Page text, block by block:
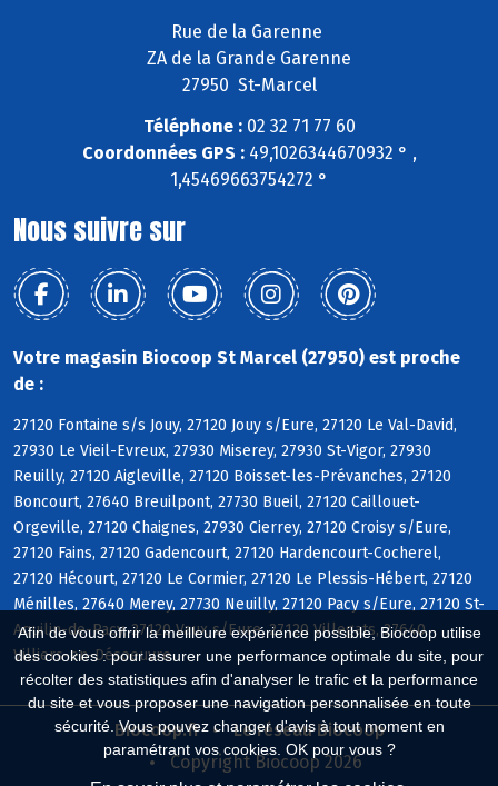
Afin de vous offrir la meilleure expérience possible, Biocoop utilise
des cookies : pour assurer une performance optimale du site, pour
récolter des statistiques afin d'analyser le trafic et la performance
du site et vous proposer une navigation personnalisée en toute
sécurité. Vous pouvez changer d'avis à tout moment en
paramétrant vos cookies. OK pour vous ?
Rue de la Garenne
ZA de la Grande Garenne
27950 St-Marcel
Téléphone :02 32 71 77 60
Coordonnées GPS :49,1026344670932 ° ,
1,45469663754272 °
Nous suivre sur
Votre magasin Biocoop St Marcel (27950) est proche
de :
27120 Fontaine s/s Jouy, 27120 Jouy s/Eure, 27120 Le Val-David,
27930 Le Vieil-Evreux, 27930 Miserey, 27930 St-Vigor, 27930
Reuilly, 27120 Aigleville, 27120 Boisset-les-Prévanches, 27120
Boncourt, 27640 Breuilpont, 27730 Bueil, 27120 Caillouet-
Orgeville, 27120 Chaignes, 27930 Cierrey, 27120 Croisy s/Eure,
27120 Fains, 27120 Gadencourt, 27120 Hardencourt-Cocherel,
27120 Hécourt, 27120 Le Cormier, 27120 Le Plessis-Hébert, 27120
Ménilles, 27640 Merey, 27730 Neuilly, 27120 Pacy s/Eure, 27120 St-
Aquilin-de-Pacy, 27120 Vaux s/Eure, 27120 Villegats, 27640
Villiers-en-Désoeuvre
Biocoop.fr
Le réseau Biocoop
Copyright Biocoop 2026